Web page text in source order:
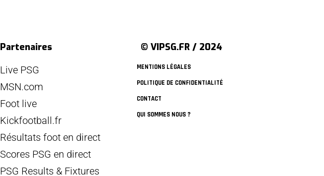
Partenaires
Live PSG
MSN.com
Foot live
Kickfootball.fr
Résultats foot en direct
Scores PSG en direct
PSG Results & Fixtures
© VIPSG.FR / 2024
MENTIONS LÉGALES
POLITIQUE DE CONFIDENTIALITÉ
CONTACT
QUI SOMMES NOUS ?